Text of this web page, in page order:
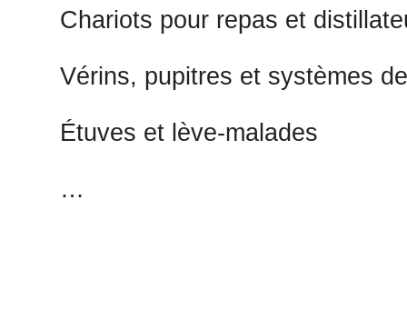
Chariots pour repas et
Vérins, pupitres et systèmes
Étuves et lève-malades
…